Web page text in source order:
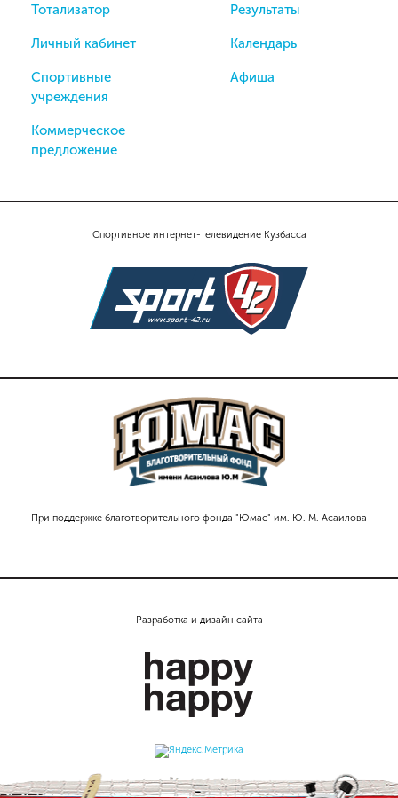
Спортивное интернет-телевидение Кузбасса
При поддержке благотворительного фонда "Юмас" им. Ю. М. Асаилова
Тотализатор
Личный кабинет
Спортивные
учреждения
Коммерческое
предложение
Результаты
Календарь
Афиша
Разработка и дизайн сайта